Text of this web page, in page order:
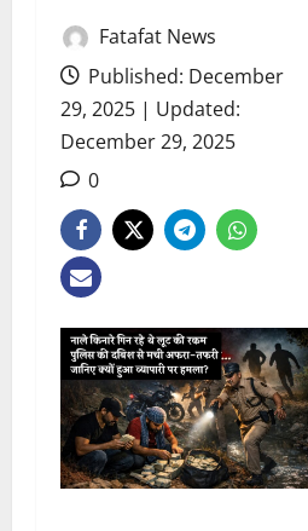
Fatafat News
Published: December
29, 2025 | Updated:
December 29, 2025
0